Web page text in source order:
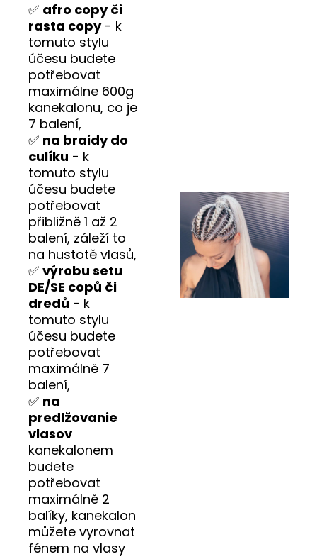
✅ afro copy či
rasta copy- k
tomuto stylu
účesu budete
potřebovat
maximálne 600g
kanekalonu, co je
7 balení,
✅ na braidy do
culíku - k
tomuto stylu
účesu budete
potřebovat
přibližně 1 až 2
balení, záleží to
na hustotě vlasů,
✅ výrobu setu
DE/SE copů či
dredů - k
tomuto stylu
účesu budete
potřebovat
maximálně 7
balení,
✅ na
predlžovanie
vlasov
kanekalonem
budete
potřebovat
maximálně 2
balíky, kanekalon
můžete vyrovnat
fénem na vlasy